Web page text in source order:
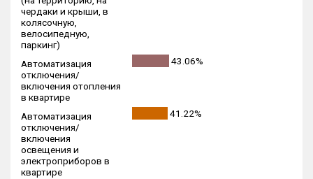
чердаки и крыши, в
колясочную,
велосипедную,
паркинг)
Автоматизация
отключения/
включения отопления
в квартире
43.06%
Автоматизация
отключения/
включения
освещения и
электроприборов в
квартире
41.22%